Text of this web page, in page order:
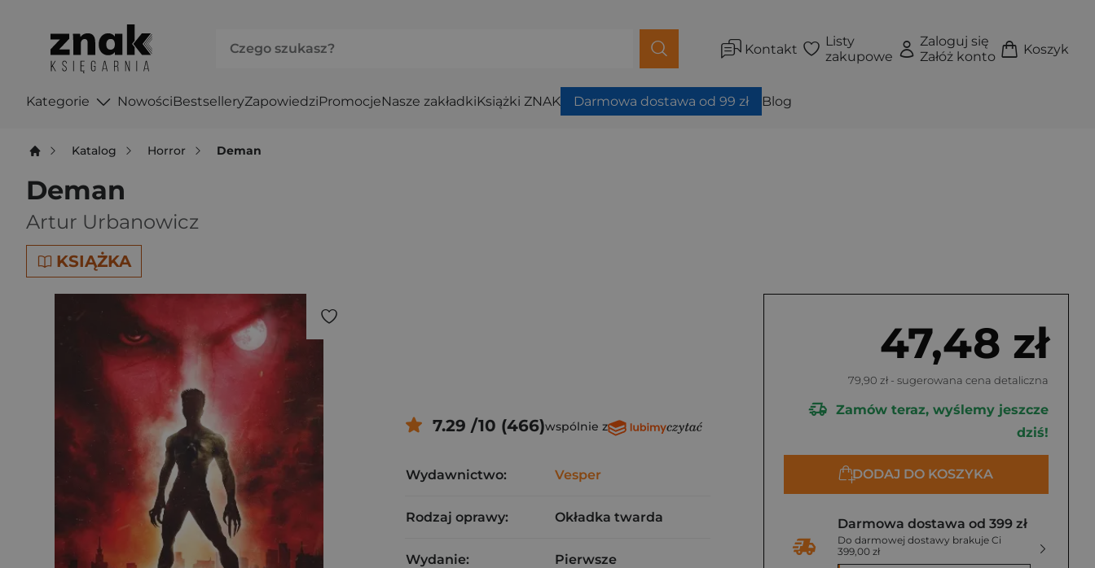
Kontakt
Listy
zakupowe
Zaloguj się
Załóż konto
Koszyk
Kategorie NowościBestselleryZapowiedziPromocjeNasze zakładkiKsiążki ZNAK Darmowa dostawa od 99 zł Blog
Katalog Horror Deman
Deman
Artur Urbanowicz
KSIĄŻKA
47,48 zł
79,90 zł - sugerowana cena detaliczna
Zamów teraz, wyślemy jeszcze
dziś!
DODAJ DO KOSZYKA
Darmowa dostawa od 399 zł
Do darmowej dostawy brakuje Ci
399,00 zł
7.29 /10 (466)wspólnie z
Wydawnictwo: Vesper
Rodzaj oprawy: Okładka twarda
Wydanie: Pierwsze